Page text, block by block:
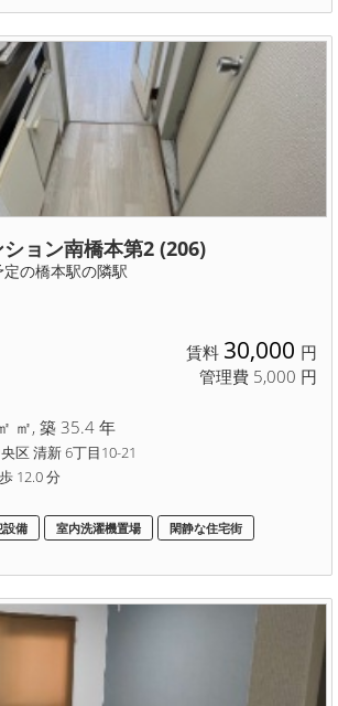
ョン南橋本第2 (206)
の橋本駅の隣駅
賃料 30,000 円
管理費 5,000 円
㎡, 築 35.4 年
区 清新 6丁目10-21
12.0 分
設備 室内洗濯機置場 閑静な住宅街